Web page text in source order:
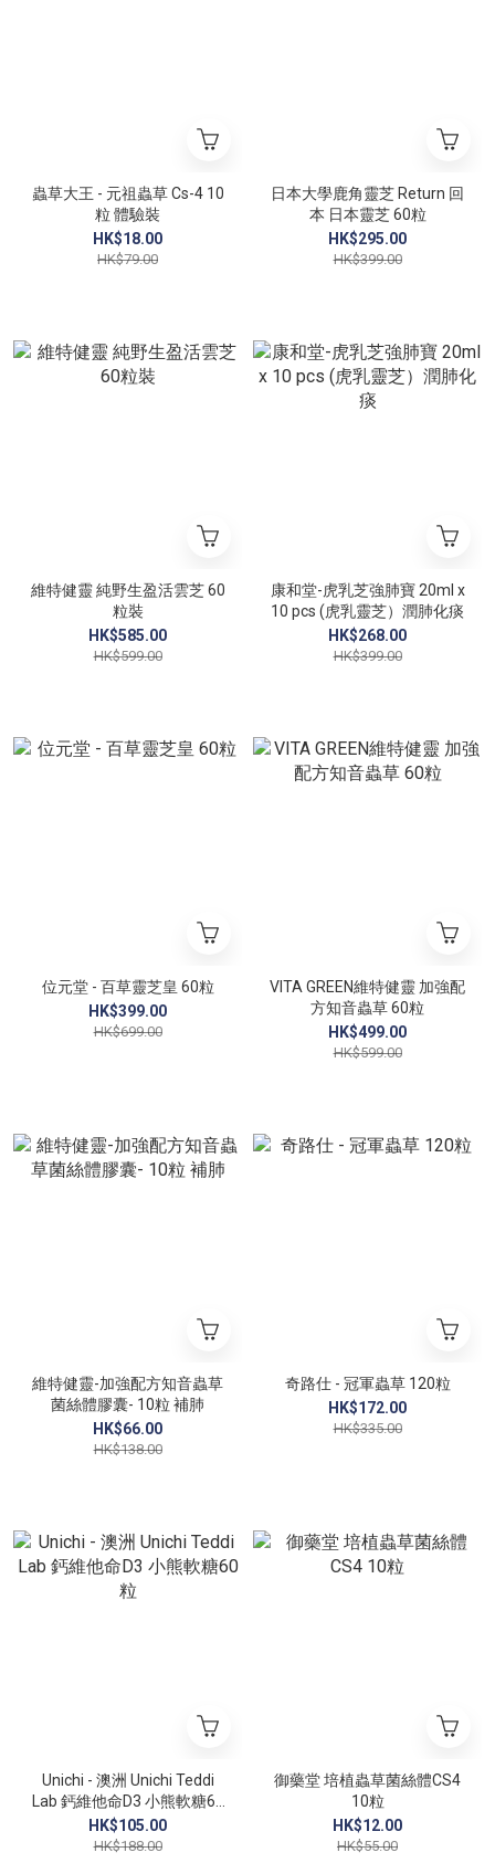
蟲草大王 - 元祖蟲草 Cs-4 10
粒 體驗裝
HK$18.00
HK$79.00
日本大學鹿角靈芝 Return 回
本 日本靈芝 60粒
HK$295.00
HK$399.00
維特健靈 純野生盈活雲芝 60
粒裝
HK$585.00
HK$599.00
康和堂-虎乳芝強肺寶 20ml x
10 pcs (虎乳靈芝）潤肺化痰
HK$268.00
HK$399.00
位元堂 - 百草靈芝皇 60粒
HK$399.00
HK$699.00
VITA GREEN維特健靈 加強配
方知音蟲草 60粒
HK$499.00
HK$599.00
維特健靈-加強配方知音蟲草
菌絲體膠囊- 10粒 補肺
HK$66.00
HK$138.00
奇路仕 - 冠軍蟲草 120粒
HK$172.00
HK$335.00
Unichi - 澳洲 Unichi Teddi
Lab 鈣維他命D3 小熊軟糖60
粒
HK$105.00
HK$188.00
御藥堂 培植蟲草菌絲體CS4
10粒
HK$12.00
HK$55.00